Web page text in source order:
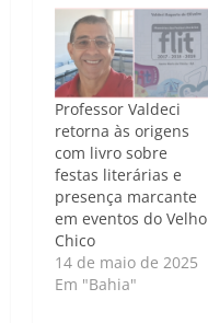
Professor Valdeci
retorna às origens
com livro sobre
festas literárias e
presença marcante
em eventos do Velho
Chico
14 de maio de 2025
Em "Bahia"